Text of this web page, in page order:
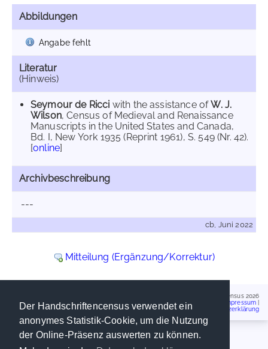
Der Handschriftencensus verwendet ein
anonymes Statistik-Cookie, um die Nutzung
der Online-Präsenz auswerten zu können.
Abbildungen
Angabe fehlt
Literatur
(Hinweis)
Seymour de Ricci with the assistance ofW. J.
Wilson, Census of Medieval and Renaissance
Manuscripts in the United States and Canada,
Bd. I, New York 1935 (Reprint 1961), S. 549 (Nr. 42).
[online]
Archivbeschreibung
---
cb, Juni 2022
Mitteilung (Ergänzung/Korrektur)
Handschriftencensus 2026
Impressum
Datenschutzerklärung